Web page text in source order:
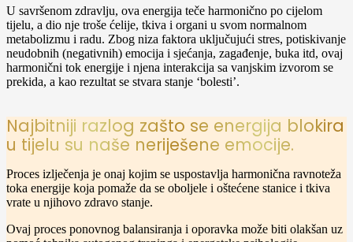
U savršenom zdravlju, ova energija teče harmonično po cijelom
tijelu, a dio nje troše ćelije, tkiva i organi u svom normalnom
metabolizmu i radu. Zbog niza faktora uključujući stres, potiskivanje
neudobnih (negativnih) emocija i sjećanja, zagađenje, buka itd, ovaj
harmonični tok energije i njena interakcija sa vanjskim izvorom se
prekida, a kao rezultat se stvara stanje ‘bolesti’.
Najbitniji razlog zašto se energija blokira
u tijelu su naše neriješene emocije.
Proces izlječenja je onaj kojim se uspostavlja harmonična ravnoteža
toka energije koja pomaže da se oboljele i oštećene stanice i tkiva
vrate u njihovo zdravo stanje.
Ovaj proces ponovnog balansiranja i oporavka može biti olakšan uz